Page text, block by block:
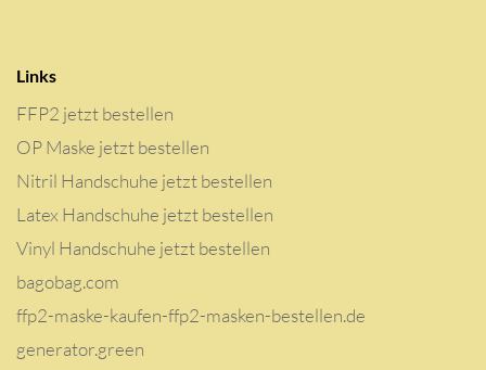
Links
FFP2 jetzt bestellen
OP Maske jetzt bestellen
Nitril Handschuhe jetzt bestellen
Latex Handschuhe jetzt bestellen
Vinyl Handschuhe jetzt bestellen
bagobag.com
ffp2-maske-kaufen-ffp2-masken-bestellen.de
generator.green